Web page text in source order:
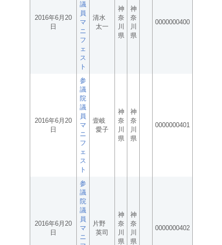
2016年6月20
日
議
員
マ
ニ
フ
ェ
ス
ト
清水
太一
神
奈
川
県
神
奈
川
県
0000000400
2016年6月20
日
参
議
院
議
員
マ
ニ
フ
ェ
ス
ト
壹岐
愛子
神
奈
川
県
神
奈
川
県
0000000401
2016年6月20
日
参
議
院
議
員
マ
ニ
片野
英司
神
奈
川
県
神
奈
川
県
0000000402